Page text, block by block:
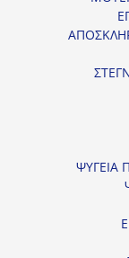
ΨΥΓΕΙΑ